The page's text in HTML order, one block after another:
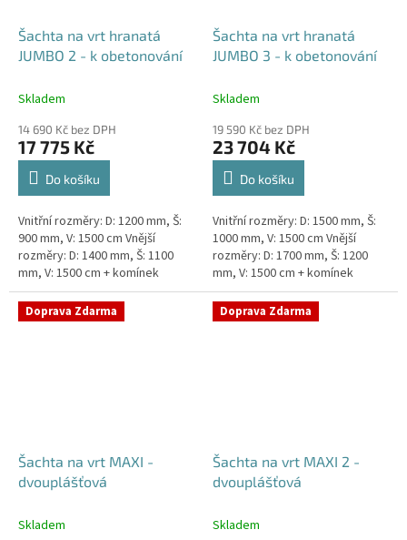
Šachta na vrt hranatá
JUMBO 2 - k obetonování
Skladem
14 690 Kč bez DPH
17 775 Kč
Do košíku
Vnitřní rozměry: D: 1200 mm, Š:
900 mm, V: 1500 cm Vnější
rozměry: D: 1400 mm, Š: 1100
mm, V: 1500 cm + komínek
Šachta na vrt k obetonování -
vhodná pod parkovací...
Šachta na vrt hranatá
JUMBO 3 - k obetonování
Skladem
19 590 Kč bez DPH
23 704 Kč
Do košíku
Vnitřní rozměry: D: 1500 mm, Š:
1000 mm, V: 1500 cm Vnější
rozměry: D: 1700 mm, Š: 1200
mm, V: 1500 cm + komínek
Šachta na vrt k obetonování -
vhodná pod parkovací...
Doprava Zdarma
Šachta na vrt MAXI -
dvouplášťová
Skladem
Doprava Zdarma
Šachta na vrt MAXI 2 -
dvouplášťová
Skladem